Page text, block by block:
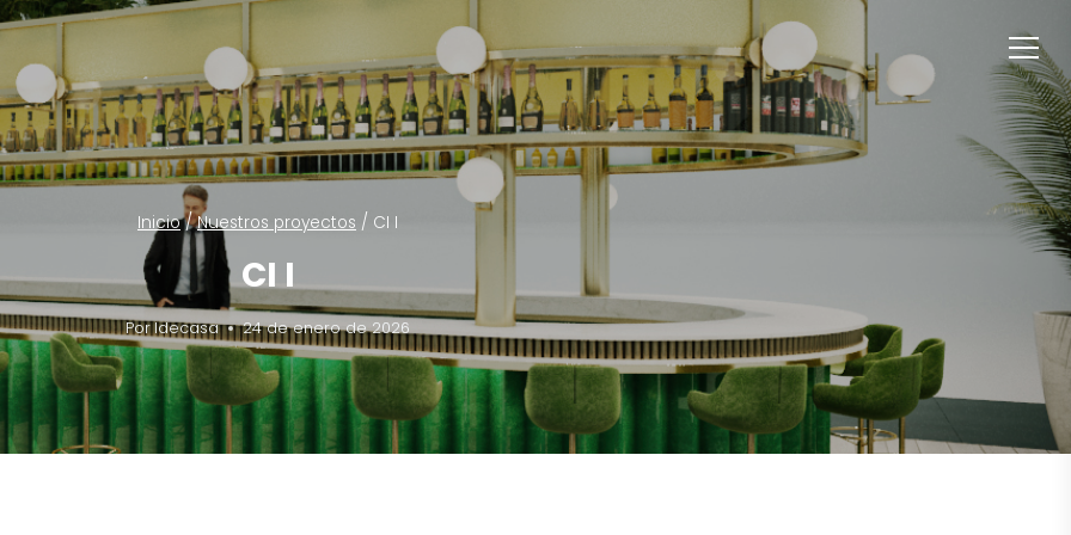
Inicio / Nuestros proyectos / CI I
CI I
PorIdecasa 24 de enero de 2026